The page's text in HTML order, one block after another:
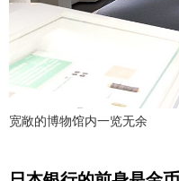
宽敞的博物馆内一览无余